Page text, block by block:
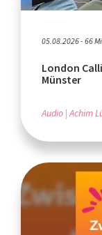
05.08.2026 - 66
London
Münster
Audio Achim